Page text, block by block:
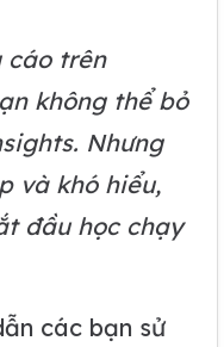
cáo trên
không thể bỏ
Nhưng
và khó hiểu,
đầu học chạy
các bạn sử